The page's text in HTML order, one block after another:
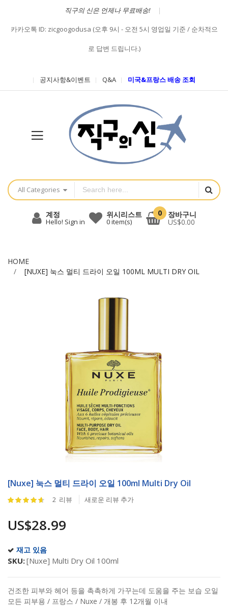
직구의 신은 언제나 무료배송!
카카오톡 ID: zicgoogodusa (오후 9시 - 오전 5시 영업일 기준 / 순차적으
로 답변 드립니다.)
공지사항&이벤트 Q&A 미국&프랑스 배송 조회
All Categories
계정
Hello! Sign in
위시리스트
0item(s)
0 장바구니
US$0.00
HOME
[NUXE] 눅스 멀티 드라이 오일 100ML MULTI DRY OIL
to
beginning
the
images
[Nuxe] 눅스 멀티 드라이 오일 100ml Multi Dry Oil
Rating:
100
2 리뷰 새로운 리뷰 추가
US$28.99
재고 있음
SKU [Nuxe] Multi Dry Oil 100ml
건조한 피부와 헤어 등을 촉촉하게 가꾸는데 도움을 주는 보습 오일
모든 피부용 / 프랑스 / Nuxe / 개봉 후 12개월 이내